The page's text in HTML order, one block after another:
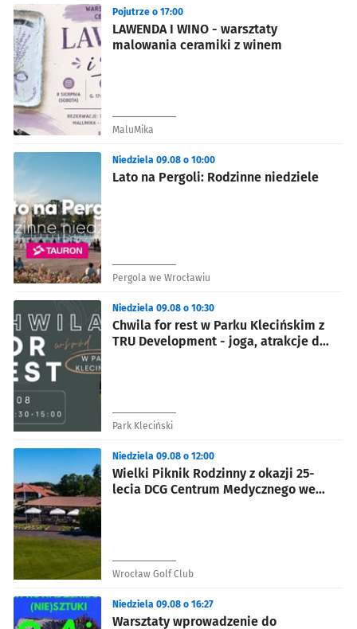
LAWENDA I WINO - warsztaty
malowania ceramiki z winem
Pojutrze o 17:00
MaluMika
Lato na Pergoli: Rodzinne niedziele
Niedziela 09.08 o 10:00
Pergola we Wrocławiu
Chwila for rest w Parku Klecińskim z
TRU Development - joga, atrakcje dla
Niedziela 09.08 o 10:30
Park Kleciński
Wielki Piknik Rodzinny z okazji 25-
lecia DCG Centrum Medycznego we
Niedziela 09.08 o 12:00
Wrocław Golf Club
Warsztaty wprowadzenie do
Niedziela 09.08 o 16:27